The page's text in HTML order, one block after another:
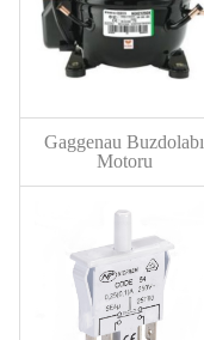
Gaggenau Buzdolabı
Motoru